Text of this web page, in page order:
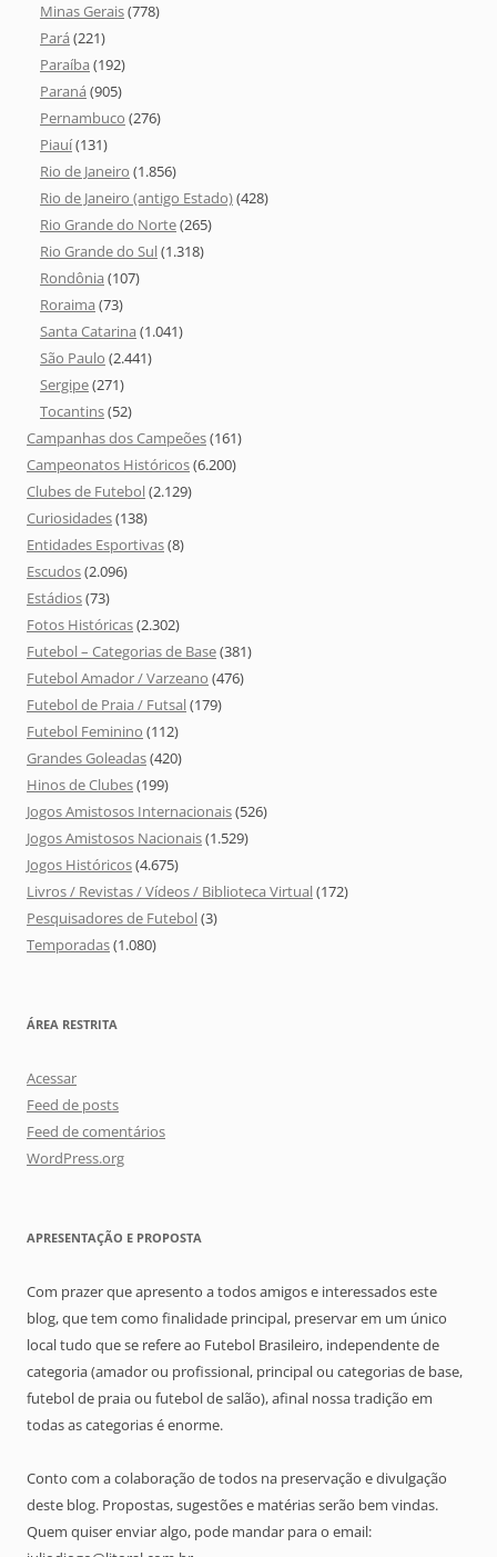
Minas Gerais(778)
Pará (221)
Paraíba (192)
Paraná (905)
Pernambuco (276)
Piauí(131)
Rio de Janeiro (1.856)
Rio de Janeiro (antigo Estado)(428)
Rio Grande do Norte(265)
Rio Grande do Sul(1.318)
Rondônia (107)
Roraima (73)
Santa Catarina (1.041)
São Paulo (2.441)
Sergipe(271)
Tocantins(52)
Campanhas dos Campeões(161)
Campeonatos Históricos(6.200)
Clubes de Futebol(2.129)
Curiosidades(138)
Entidades Esportivas(8)
Escudos(2.096)
Estádios(73)
Fotos Históricas(2.302)
Futebol – Categorias de Base(381)
Futebol Amador / Varzeano (476)
Futebol de Praia / Futsal(179)
Futebol Feminino (112)
Grandes Goleadas(420)
Hinos de Clubes(199)
Jogos Amistosos Internacionais(526)
Jogos Amistosos Nacionais(1.529)
Jogos Históricos(4.675)
Livros / Revistas / Vídeos / Biblioteca Virtual(172)
Pesquisadores de Futebol(3)
Temporadas(1.080)
ÁREA RESTRITA
Acessar
Feed de posts
Feed de comentários
WordPress.org
APRESENTAÇÃO E PROPOSTA
Com prazer que apresento a todos amigos e interessados este
blog, que tem como finalidade principal, preservar em um único
local tudo que se refere ao Futebol Brasileiro, independente de
categoria (amador ou profissional, principal ou categorias de base,
futebol de praia ou futebol de salão), afinal nossa tradição em
todas as categorias é enorme.
Conto com a colaboração de todos na preservação e divulgação
deste blog. Propostas, sugestões e matérias serão bem vindas.
Quem quiser enviar algo, pode mandar para o email: